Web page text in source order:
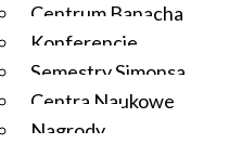
Centrum Banacha
Konferencje
Semestry Simonsa
Centra Naukowe
Nagrody